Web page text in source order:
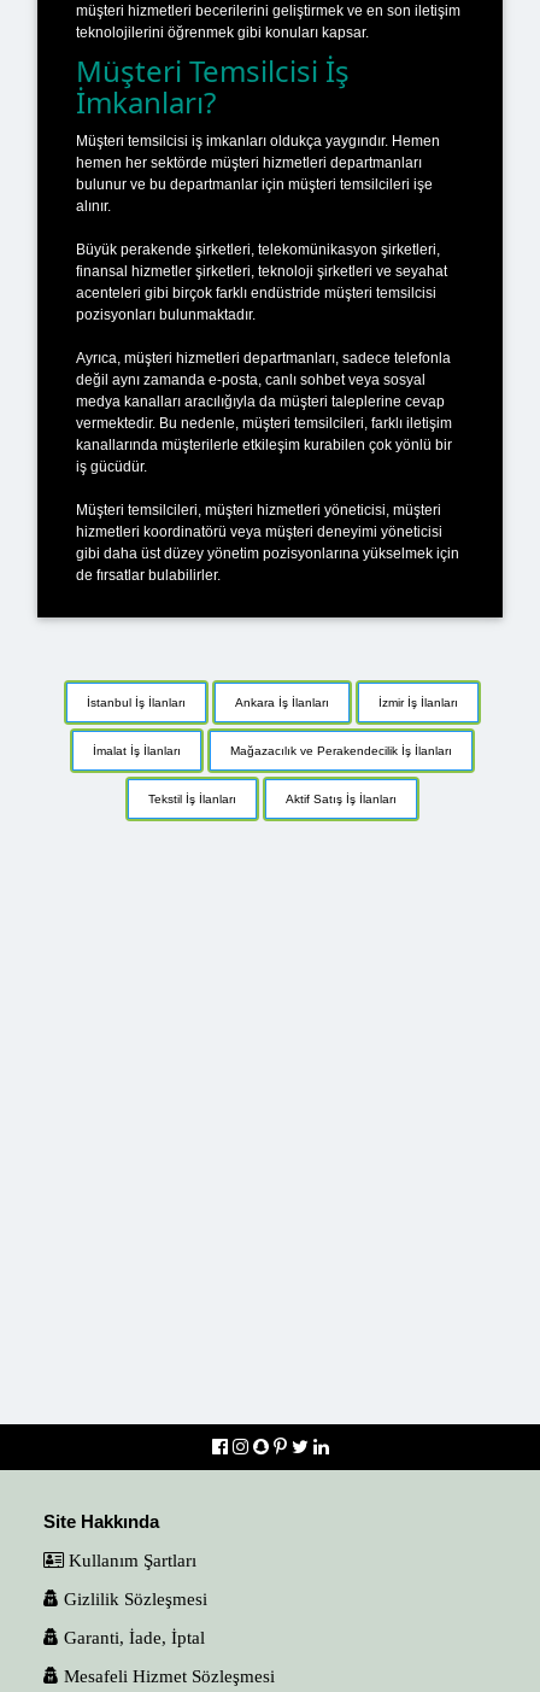
müşteri hizmetleri becerilerini geliştirmek ve en son iletişim
teknolojilerini öğrenmek gibi konuları kapsar.
Müşteri Temsilcisi İş
İmkanları?
Müşteri temsilcisi iş imkanları oldukça yaygındır. Hemen
hemen her sektörde müşteri hizmetleri departmanları
bulunur ve bu departmanlar için müşteri temsilcileri işe
alınır.
Büyük perakende şirketleri, telekomünikasyon şirketleri,
finansal hizmetler şirketleri, teknoloji şirketleri ve seyahat
acenteleri gibi birçok farklı endüstride müşteri temsilcisi
pozisyonları bulunmaktadır.
Ayrıca, müşteri hizmetleri departmanları, sadece telefonla
değil aynı zamanda e-posta, canlı sohbet veya sosyal
medya kanalları aracılığıyla da müşteri taleplerine cevap
vermektedir. Bu nedenle, müşteri temsilcileri, farklı iletişim
kanallarında müşterilerle etkileşim kurabilen çok yönlü bir
iş gücüdür.
Müşteri temsilcileri, müşteri hizmetleri yöneticisi, müşteri
hizmetleri koordinatörü veya müşteri deneyimi yöneticisi
gibi daha üst düzey yönetim pozisyonlarına yükselmek için
de fırsatlar bulabilirler.
İstanbul İş İlanları Ankara İş İlanları İzmir İş İlanları
İmalat İş İlanları Mağazacılık ve Perakendecilik İş İlanları
Tekstil İş İlanları Aktif Satış İş İlanları
Site Hakkında
Kullanım Şartları
Gizlilik Sözleşmesi
Garanti, İade, İptal
Mesafeli Hizmet Sözleşmesi